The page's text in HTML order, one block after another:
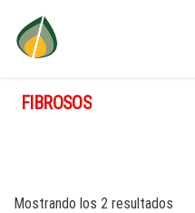
FIBROSOS
Mostrando los 2 resultados